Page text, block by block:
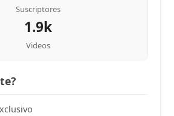
Suscriptores
1.9k
Videos